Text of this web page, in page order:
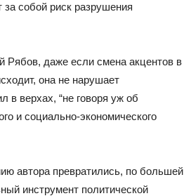
за собой риск разрушения
Рябов, даже если смена акцентов в
она не нарушает
в верхах, “не говоря уж об
и социально-экономического
автора превратились, по большей
инструмент политической